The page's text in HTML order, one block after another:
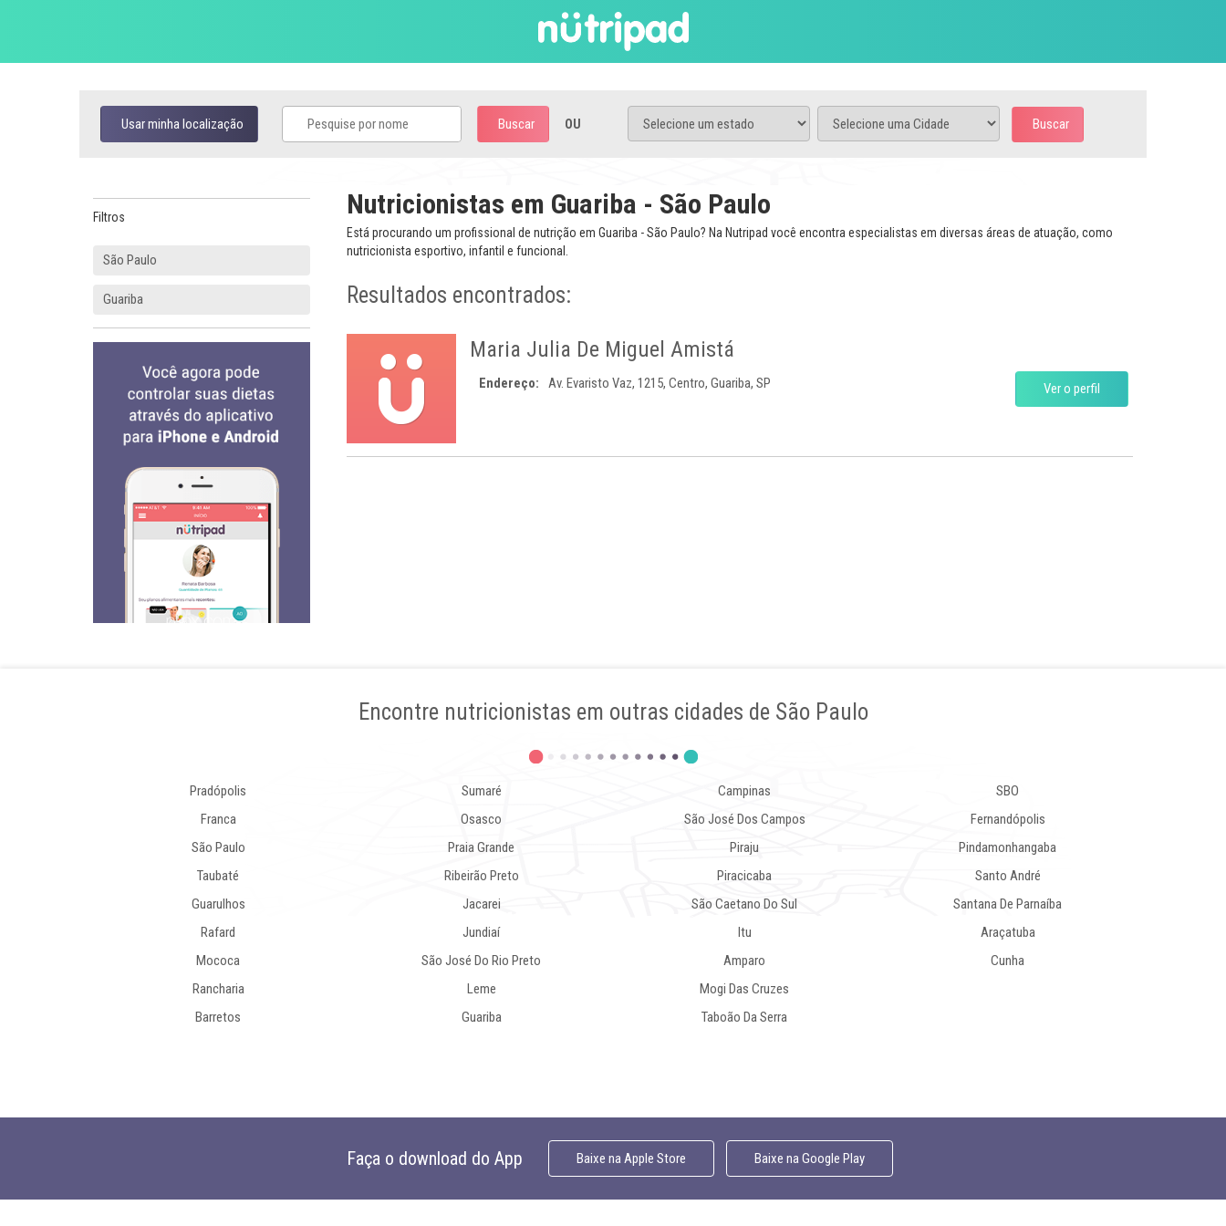
Usar minha localização Buscar OU Buscar
Filtros
São Paulo
Guariba
Nutricionistas em Guariba - São Paulo
Está procurando um profissional de nutrição em Guariba - São Paulo? Na Nutripad você encontra especialistas em diversas áreas de atuação, como
nutricionista esportivo, infantil e funcional.
Resultados encontrados:
Maria Julia De Miguel Amistá
Endereço: Av. Evaristo Vaz, 1215, Centro, Guariba, SP Ver o perfil
Encontre nutricionistas em outras cidades de São Paulo
Pradópolis
Franca
São Paulo
Taubaté
Guarulhos
Rafard
Mococa
Rancharia
Barretos
Sumaré
Osasco
Praia Grande
Ribeirão Preto
Jacarei
Jundiaí
São José Do Rio Preto
Leme
Guariba
Campinas
São José Dos Campos
Piraju
Piracicaba
São Caetano Do Sul
Itu
Amparo
Mogi Das Cruzes
Taboão Da Serra
SBO
Fernandópolis
Pindamonhangaba
Santo André
Santana De Parnaíba
Araçatuba
Cunha
Faça o download do App Baixe naApple Store Baixe naGoogle Play